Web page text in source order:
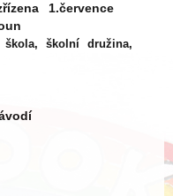
1.července
škola, školní družina,